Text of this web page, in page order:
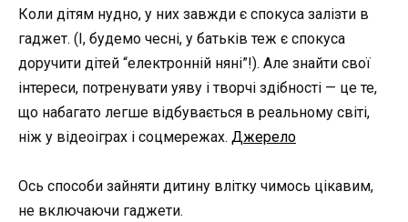
Коли дітям нудно, у них завжди є спокуса залізти в
гаджет. (І, будемо чесні, у батьків теж є спокуса
доручити дітей “електронній няні”!). Але знайти свої
інтереси, потренувати уяву і творчі здібності — це те,
що набагато легше відбувається в реальному світі,
ніж у відеоіграх і соцмережах. Джерело
Ось способи зайняти дитину влітку чимось цікавим,
не включаючи гаджети.